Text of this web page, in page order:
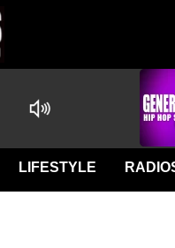
LIFESTYLE